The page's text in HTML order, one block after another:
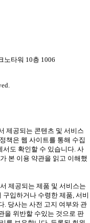
노타워 10층 1006
제공되는 콘텐츠 및 서비스
책은 웹 사이트를 통해 수집
도 확인할 수 있습니다. 사
본 이용 약관을 읽고 이해했
제공되는 제품 및 서비스는
입하거나 수령한 제품, 서비
. 당사는 사전 고지 여부와 관
을 위반할 수있는 것으로 판